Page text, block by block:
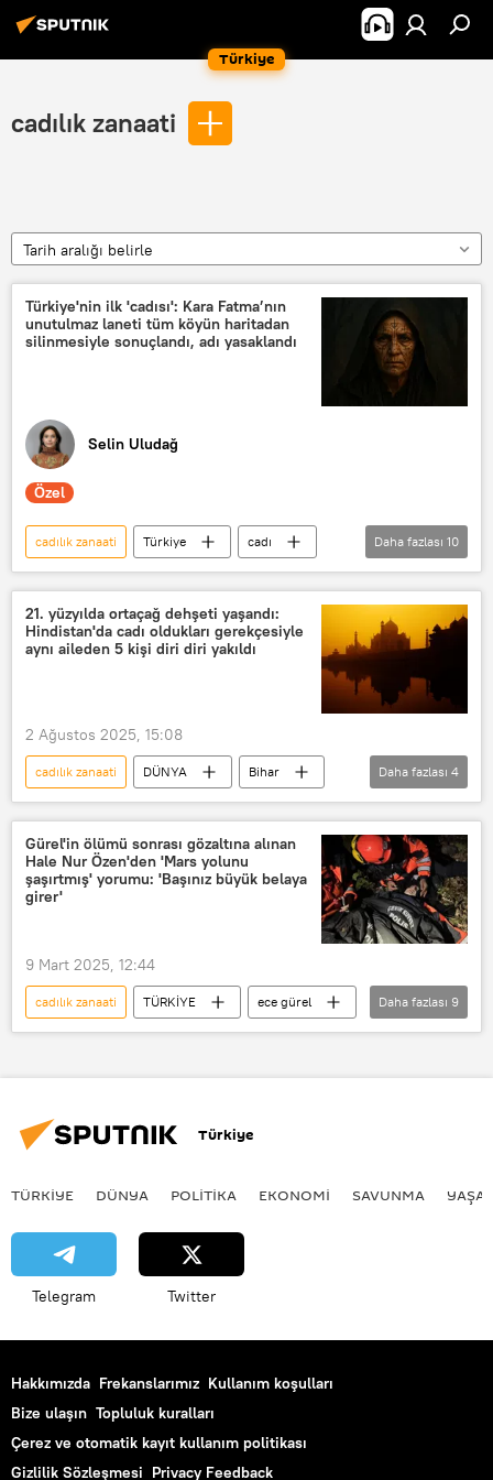
Türkiye
cadılık zanaati
Tarih aralığı belirle
Türkiye'nin ilk 'cadısı': Kara Fatma’nın
unutulmaz laneti tüm köyün haritadan
silinmesiyle sonuçlandı, adı yasaklandı
Selin Uludağ
Özel
cadılık zanaati Türkiye
cadı
Cadılar Bayramı
cadılık
cadı avı
Cadılar Bayramı
cadılık eğitimi
YAŞAM
Daha fazlası 10
21. yüzyılda ortaçağ dehşeti yaşandı:
Hindistan'da cadı oldukları gerekçesiyle
aynı aileden 5 kişi diri diri yakıldı
2 Ağustos 2025, 15:08
cadılık zanaati DÜNYA
Bihar
Hindistan
cadı
cadı avı
cadılık
Daha fazlası 4
Gürel'in ölümü sonrası gözaltına alınan
Hale Nur Özen'den 'Mars yolunu
şaşırtmış' yorumu: 'Başınız büyük belaya
girer'
9 Mart 2025, 12:44
cadılık zanaati TÜRKİYE
ece gürel
astrolog
astroloji
hale nur özen
Belgrad Ormanı
Daha fazlası 9
Türkiye
TÜRKIYE DÜNYA POLİTİKA EKONOMİ SAVUNMA
Telegram Twitter
Hakkımızda Frekanslarımız Kullanım koşulları
Bize ulaşın Topluluk kuralları
Çerez ve otomatik kayıt kullanım politikası
Gizlilik Sözleşmesi Privacy Feedback